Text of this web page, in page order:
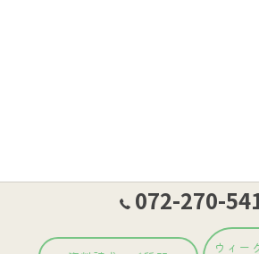
072-270-
ウィー